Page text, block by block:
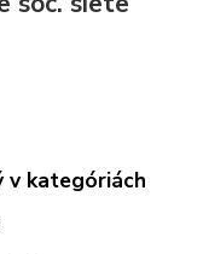
v kategóriách